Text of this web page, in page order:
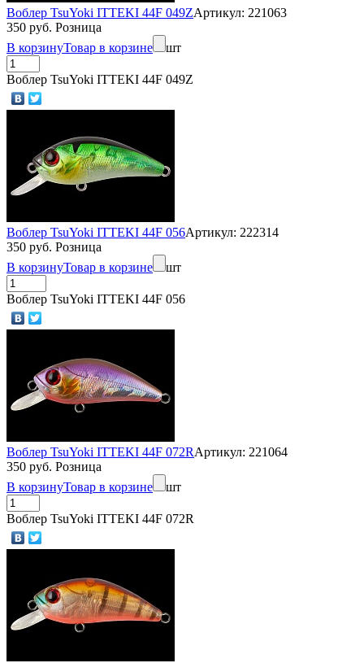
Воблер TsuYoki ITTEKI 44F 049ZАртикул: 221063
350 руб. Розница
В корзинуТовар в корзине шт
Воблер TsuYoki ITTEKI 44F 049Z
Воблер TsuYoki ITTEKI 44F 056Артикул: 222314
350 руб. Розница
В корзинуТовар в корзине шт
Воблер TsuYoki ITTEKI 44F 056
Воблер TsuYoki ITTEKI 44F 072RАртикул: 221064
350 руб. Розница
В корзинуТовар в корзине шт
Воблер TsuYoki ITTEKI 44F 072R